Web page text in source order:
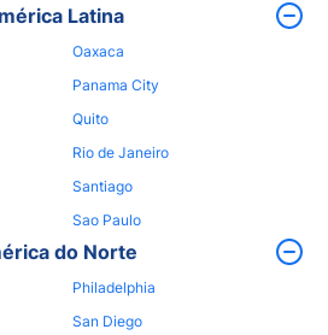
Latina
Oaxaca
Panama City
Quito
Rio de Janeiro
Santiago
Sao Paulo
do Norte
Philadelphia
San Diego